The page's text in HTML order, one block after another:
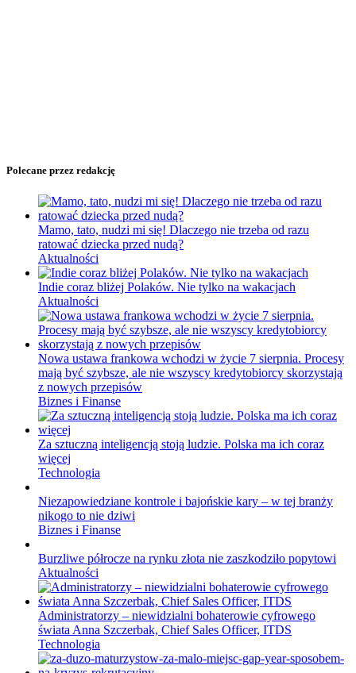
Polecane przez redakcję
Mamo, tato, nudzi mi się! Dlaczego nie trzeba od razu
ratować dziecka przed nudą?
Aktualności
Indie coraz bliżej Polaków. Nie tylko na wakacjach
Aktualności
Nowa ustawa frankowa wchodzi w życie 7 sierpnia. Procesy
mają być szybsze, ale nie wszyscy kredytobiorcy skorzystają
z nowych przepisów
Biznes i Finanse
Za sztuczną inteligencją stoją ludzie. Polska ma ich coraz
więcej
Technologia
Niezapowiedziane kontrole i bajońskie kary – w tej branży
nikogo to nie dziwi
Biznes i Finanse
Burzliwe półrocze na rynku złota nie zaszkodziło popytowi
Aktualności
Administratorzy – niewidzialni bohaterowie cyfrowego
świata Anna Szczerbak, Chief Sales Officer, ITDS
Technologia